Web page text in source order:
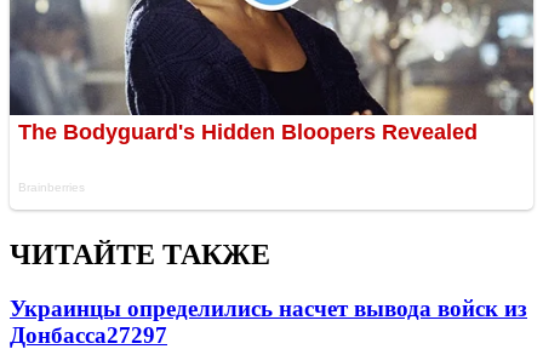
ЧИТАЙТЕ ТАКЖЕ
Украинцы определились насчет вывода войск из
Донбасса27297